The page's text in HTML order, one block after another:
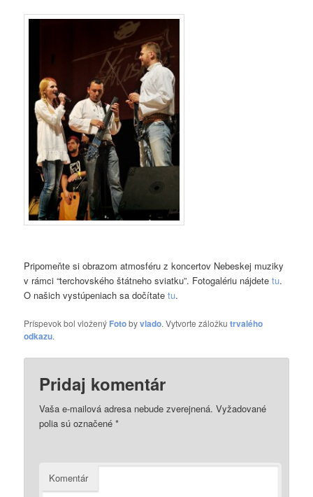
Pripomeňte si obrazom atmosféru z koncertov Nebeskej muziky
v rámci “terchovského štátneho sviatku”. Fotogalériu nájdetetu.
O našich vystúpeniach sa dočítatetu.
Príspevok bol vložený Fotobyvlado. Vytvorte záložkutrvalého
odkazu.
Pridaj komentár
Vaša e-mailová adresa nebude zverejnená. Vyžadované
polia sú označené*
Komentár